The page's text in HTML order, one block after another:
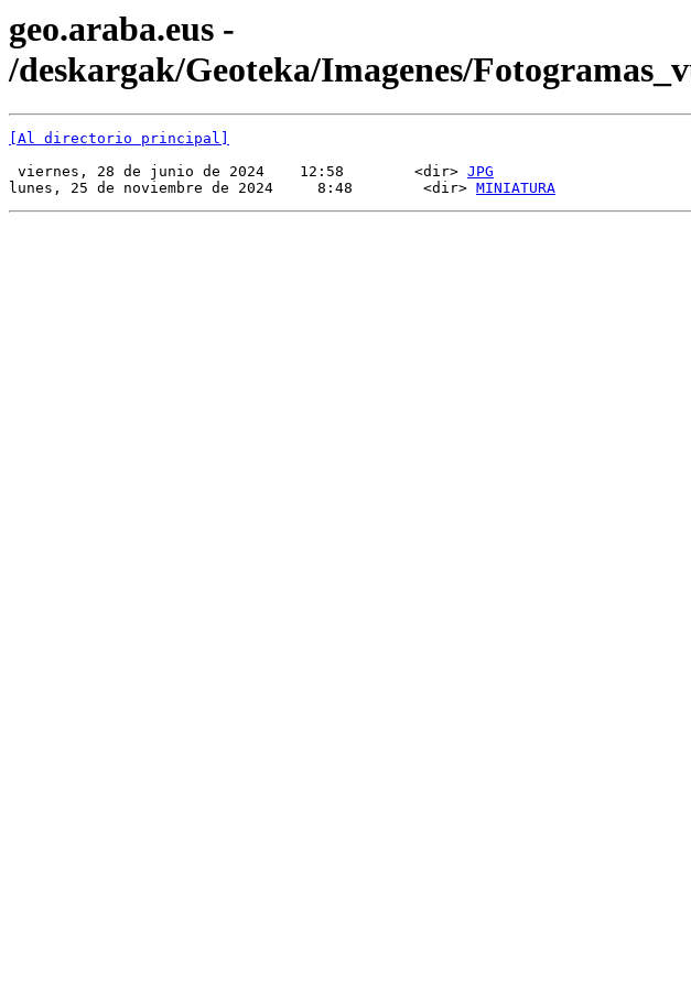
geo.araba.eus -
/deskargak/Geoteka/Imagenes/
[Al directorio principal]
viernes, 28 de junio de 2024    12:58        <dir> JPG
lunes, 25 de noviembre de 2024     8:48        <dir> MINIATURA